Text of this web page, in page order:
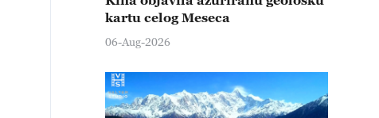
kartu celog Meseca
06-Aug-2026